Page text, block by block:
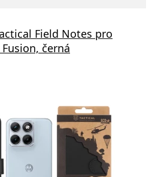
Field Notes pro
černá